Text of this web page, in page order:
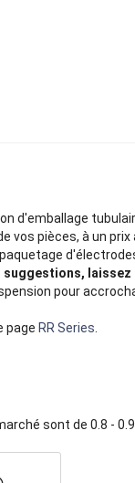
d'emballage
vos pièces, à un
suggestions,
pour
page RR Series
sont de 0.8 -